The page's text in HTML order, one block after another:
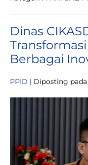
Dinas
Berbagai
PPID | Diposting pada
Perkuat
Transformasi